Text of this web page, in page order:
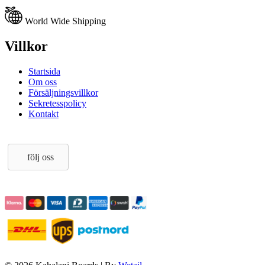
World Wide Shipping
Villkor
Startsida
Om oss
Försäljningsvillkor
Sekretesspolicy
Kontakt
följ oss